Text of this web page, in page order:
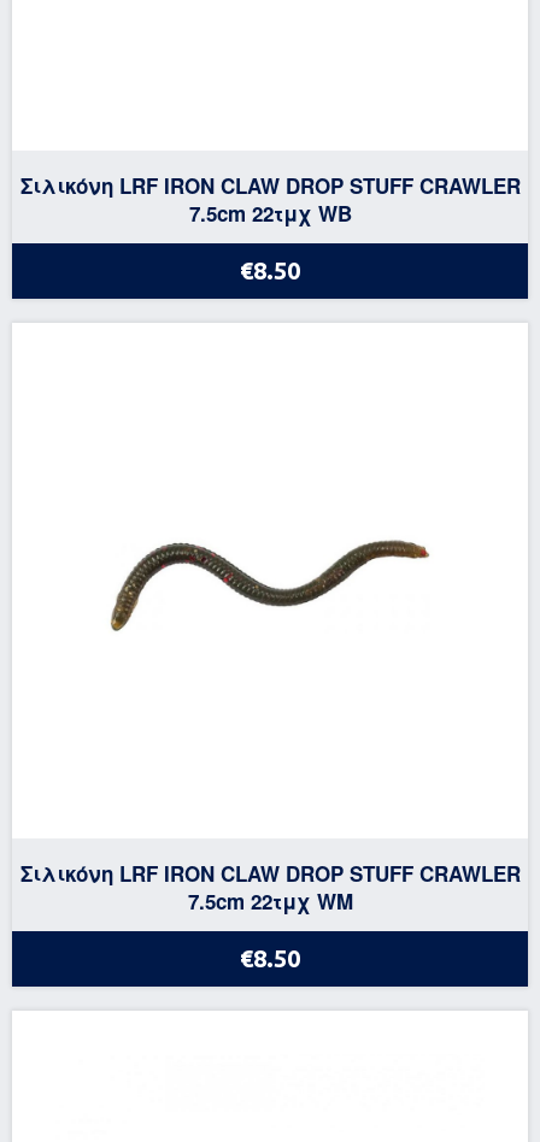
Σιλικόνη LRF IRON CLAW DROP STUFF CRAWLER
7.5cm 22τμχ WB
€8.50
Σιλικόνη LRF IRON CLAW DROP STUFF CRAWLER
7.5cm 22τμχ WM
€8.50